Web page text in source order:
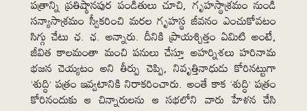
పత్రాన్ని ప్రతిష్ఠానపుర పండితులు చూచి, గృహస్థాశ్రమం నుండి
సన్యాసాశ్రమం స్వీకరించి మరల గృహస్థ జీవనం ఎంచుకోవటం
సిగ్గు చేటు ఛ. ఛ. అన్నారు. దీనికి ప్రాయశ్చిత్తం ఏమిటి అంటే,
జీవిత కాలమంతా మంచి పనులు చేస్తూ అహర్నిశలు హరినామ
భజన చెయ్యటం అని తీర్పు చెప్పి, నివృత్తినాధుడు కోరినట్టుగా
‘శుద్ధి’ పత్రం ఇవ్వటానికి నిరాకరించారు. అంతే కాక ‘శుద్ధి’ పత్రం
కోరినందుకు ఆ చిన్నారులను ఆ సభలోని వారు హేళన చేసి